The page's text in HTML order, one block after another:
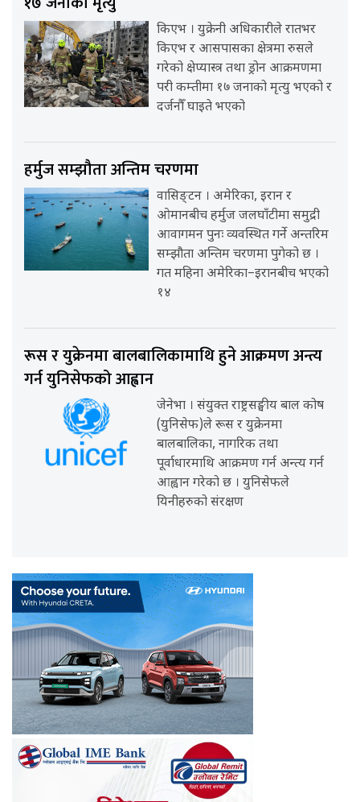
किएभ । युक्रेनी अधिकारीले रातभर
किएभ र आसपासका क्षेत्रमा रुसले
गरेको क्षेप्यास्त्र तथा ड्रोन आक्रमणमा
परी कम्तीमा १७ जनाको मृत्यु भएको र
दर्जनौँ घाइते भएको
हर्मुज सम्झौता अन्तिम चरणमा
वासिङ्टन । अमेरिका, इरान र
ओमानबीच हर्मुज जलघाँटीमा समुद्री
आवागमन पुनः व्यवस्थित गर्ने अन्तरिम
सम्झौता अन्तिम चरणमा पुगेको छ ।
गत महिना अमेरिका–इरानबीच भएको
१४
रूस र युक्रेनमा बालबालिकामाथि हुने आक्रमण अन्त्य
गर्न युनिसेफको आह्वान
जेनेभा । संयुक्त राष्ट्रसङ्घीय बाल कोष
(युनिसेफ)ले रूस र युक्रेनमा
बालबालिका, नागरिक तथा
पूर्वाधारमाथि आक्रमण गर्न अन्त्य गर्न
आह्वान गरेको छ । युनिसेफले
यिनीहरुको संरक्षण